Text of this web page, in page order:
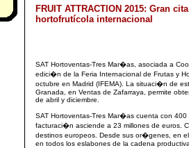
FRUIT ATTRACTION 2015: Gran
hortofrutícola internacional
SAT Hortoventas-Tres Mar�as, asociada a
edici�n de la Feria Internacional de Frutas y
octubre en Madrid (IFEMA). La situaci�n de
Granada, en Ventas de Zafarraya, permite
de abril y diciembre.
SAT Hortoventas-Tres Mar�as cuenta con
facturaci�n asciende a 23 millones de euros.
destinos europeos. Desde sus or�genes, en
en todos los eslabones de la cadena